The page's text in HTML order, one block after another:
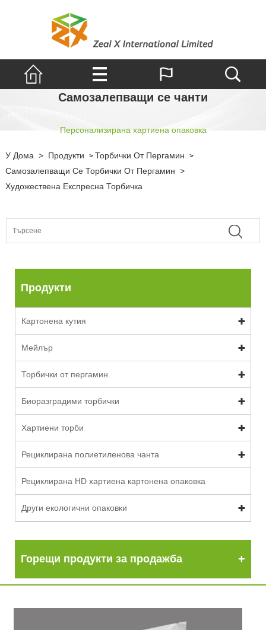
Самозалепващи се чанти
Персонализирана хартиена опаковка
У Дома > Продукти > Торбички От Пергамин >
Самозалепващи Се Торбички От Пергамин >
Художествена Експресна Торбичка
Продукти
Картонена кутия
Мейлър
Торбички от пергамин
Биоразградими торбички
Хартиени торби
Рециклирана полиетиленова чанта
Рециклирана HD хартиена картонена опаковка
Други екологични опаковки
Горещи продукти за продажба